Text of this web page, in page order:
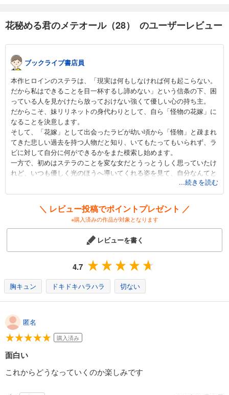
花秘める君のメテオール（32）
198円 (税込)
あらすじを表示する
花秘める君のメテオール（33）
220
円 (税込)
試し読み
あらすじを表示する
花秘める君のメテオール（34）
198円 (税込)
花秘める君のメテオール（35）
円 (税込)
176円 (税込)
あらすじを表示する
花秘める君のメテオール（28） のユーザーレビュー
ブックライブ書店員
本作ヒロインのステラは、「現実は何もしなければ何も起こらない。
だから私はできることを目一杯するし諦めない」という信条の下、困
っている人を見かけたら放っておけない強くて優しい心の持ち主。
だからこそ、妹リリネットの身代わりとして、自ら「怪物の花嫁」に
なることを決意します。
そして、「花嫁」として出会ったラビが幼い頃から「怪物」と疎まれ
てきた悲しい過去を持つ人物だと知り、いてもたってもいられず、ラ
ビに対して自分に何ができるかをまた模索し始めます。
一方で、初めはステラのことを変な女だとうっとうしく思っていたけ
れど、いつも優しく光のほうへ導いてくれる姿を見て、自分なんてと
ぎこちなく、でもどんどん近づいていく二人の距離に、きゅんきゅん
とドキドキが止まりません！
ちょっと大人な異世界純愛ストーリーを、ぜひご一読ください！
...続きを読む
＼ レビュー投稿でポイントプレゼント ／
※購入済みの作品が対象となります
レビューを書く
4.7
胸キュン ドキドキハラハラ 切ない
匿名
購入済み
面白い
これからどうなっていくのか楽しみです